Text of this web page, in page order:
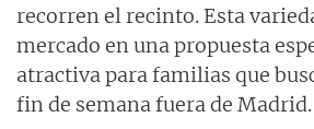
recorren el recinto. Esta
mercado en una propuesta
atractiva para familias que
fin de semana fuera de Madrid.